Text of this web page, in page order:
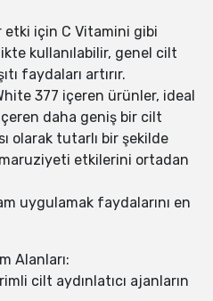
etki için C Vitamini gibi
kullanılabilir, genel cilt
faydaları artırır.
377 içeren ürünler, ideal
daha geniş bir cilt
olarak tutarlı bir şekilde
maruziyeti etkilerini ortadan
uygulamak faydalarını en
Alanları:
cilt aydınlatıcı ajanların